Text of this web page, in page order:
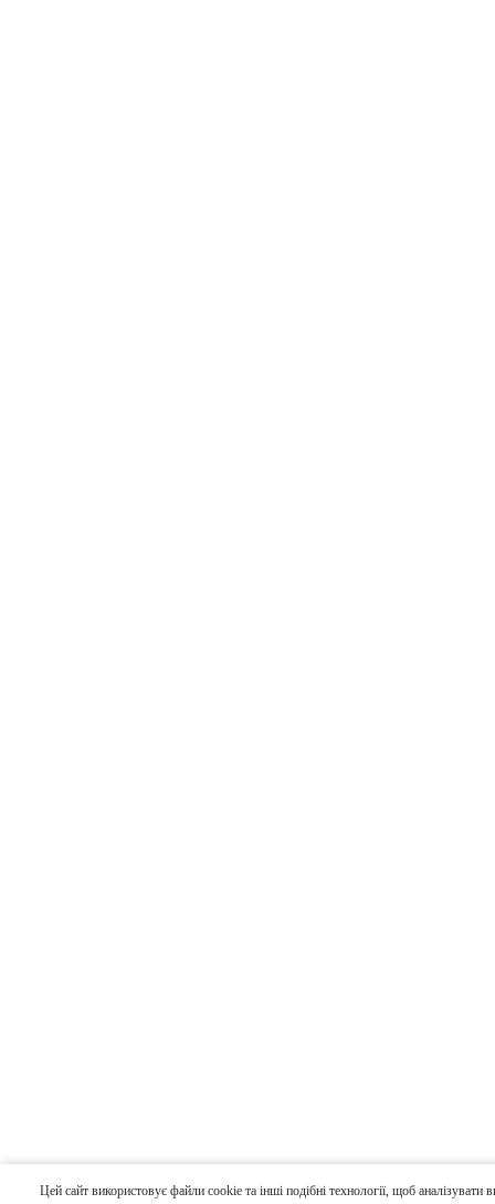
Цей сайт використовує файли cookie та інші подібні технології, щоб аналізувати